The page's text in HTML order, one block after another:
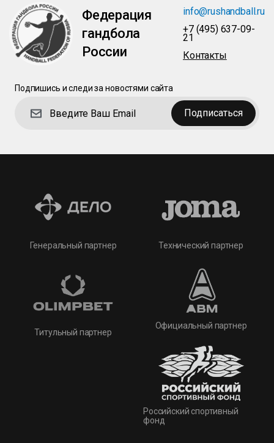
Федерация
гандбола
России
info@rushandball.ru
+7 (495) 637-09-
21
Контакты
Подпишись и следи за новостями сайта
Подписаться
Генеральный партнер
Титульный партнер
Технический партнер
Официальный партнер
Российский спортивный
фонд